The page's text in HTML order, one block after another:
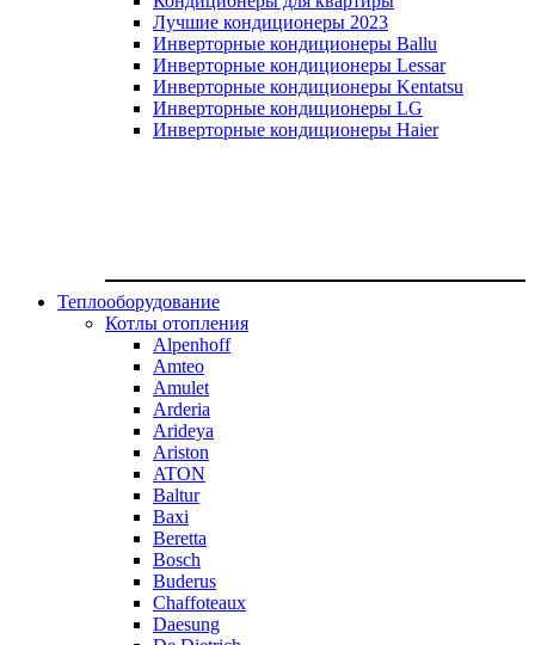
Лучшие кондиционеры 2023
Инверторные кондиционеры Ballu
Инверторные кондиционеры Lessar
Инверторные кондиционеры Kentatsu
Инверторные кондиционеры LG
Инверторные кондиционеры Haier
Теплооборудование
Котлы отопления
Alpenhoff
Amteo
Amulet
Arderia
Arideya
Ariston
ATON
Baltur
Baxi
Beretta
Bosch
Buderus
Chaffoteaux
Daesung